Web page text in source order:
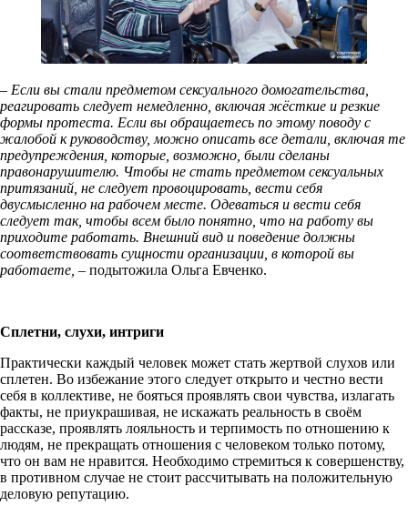
– Если вы стали предметом сексуального домогательства,
реагировать следует немедленно, включая жёсткие и резкие
формы протеста. Если вы обращаетесь по этому поводу с
жалобой к руководству, можно описать все детали, включая те
предупреждения, которые, возможно, были сделаны
правонарушителю. Чтобы не стать предметом сексуальных
притязаний, не следует провоцировать, вести себя
двусмысленно на рабочем месте. Одеваться и вести себя
следует так, чтобы всем было понятно, что на работу вы
приходите работать. Внешний вид и поведение должны
соответствовать сущности организации, в которой вы
работаете, – подытожила Ольга Евченко.
Сплетни, слухи, интриги
Практически каждый человек может стать жертвой слухов или
сплетен. Во избежание этого следует открыто и честно вести
себя в коллективе, не бояться проявлять свои чувства, излагать
факты, не приукрашивая, не искажать реальность в своём
рассказе, проявлять лояльность и терпимость по отношению к
людям, не прекращать отношения с человеком только потому,
что он вам не нравится. Необходимо стремиться к совершенству,
в противном случае не стоит рассчитывать на положительную
деловую репутацию.